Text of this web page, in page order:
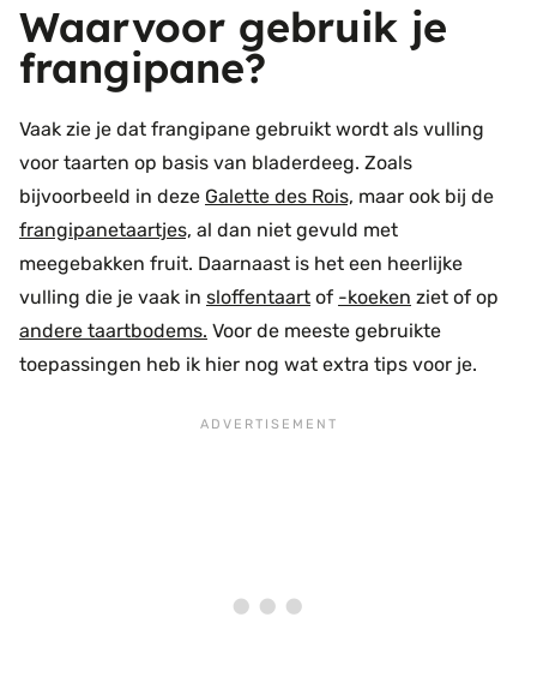
Waarvoor gebruik je
frangipane?
Vaak zie je dat frangipane gebruikt wordt als vulling
voor taarten op basis van bladerdeeg. Zoals
bijvoorbeeld in deze Galette des Rois, maar ook bij de
frangipanetaartjes, al dan niet gevuld met
meegebakken fruit. Daarnaast is het een heerlijke
vulling die je vaak in sloffentaart of -koeken ziet of op
andere taartbodems. Voor de meeste gebruikte
toepassingen heb ik hier nog wat extra tips voor je.